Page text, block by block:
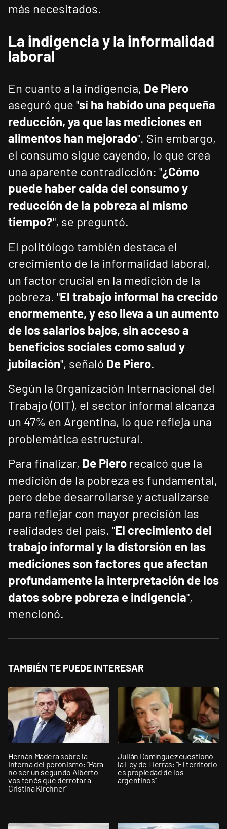
más necesitados.
La indigencia y la informalidad
laboral
En cuanto a la indigencia, De Piero
aseguró que "sí ha habido una pequeña
reducción, ya que las mediciones en
alimentos han mejorado". Sin embargo,
el consumo sigue cayendo, lo que crea
una aparente contradicción: "¿Cómo
puede haber caída del consumo y
reducción de la pobreza al mismo
tiempo?", se preguntó.
El politólogo también destaca el
crecimiento de la informalidad laboral,
un factor crucial en la medición de la
pobreza. "El trabajo informal ha crecido
enormemente, y eso lleva a un aumento
de los salarios bajos, sin acceso a
beneficios sociales como salud y
jubilación", señaló De Piero.
Según la Organización Internacional del
Trabajo (OIT), el sector informal alcanza
un 47% en Argentina, lo que refleja una
problemática estructural.
Para finalizar, De Piero recalcó que la
medición de la pobreza es fundamental,
pero debe desarrollarse y actualizarse
para reflejar con mayor precisión las
realidades del país. "El crecimiento del
trabajo informal y la distorsión en las
mediciones son factores que afectan
profundamente la interpretación de los
datos sobre pobreza e indigencia",
mencionó.
TAMBIÉN TE PUEDE INTERESAR
Hernán Madera sobre la
interna del peronismo: "Para
no ser un segundo Alberto
vos tenés que derrotar a
Cristina Kirchner”
Julián Domínguez cuestionó
la Ley de Tierras: “El territorio
es propiedad de los
argentinos”